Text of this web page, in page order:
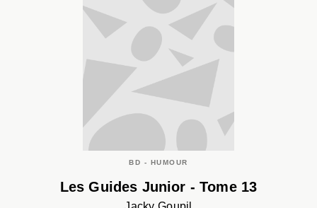
BD - HUMOUR
Les Guides Junior - Tome 13